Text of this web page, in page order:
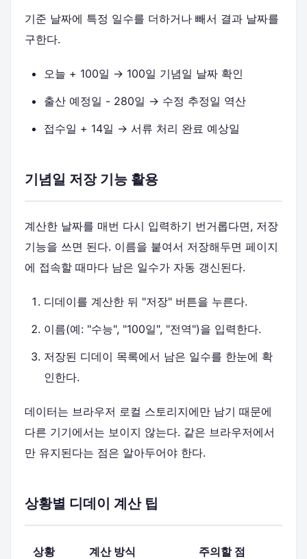
기준 날짜에 특정 일수를 더하거나 빼서 결과 날짜를
구한다.
오늘 + 100일 → 100일 기념일 날짜 확인
출산 예정일 - 280일 → 수정 추정일 역산
접수일 + 14일 → 서류 처리 완료 예상일
기념일 저장 기능 활용
계산한 날짜를 매번 다시 입력하기 번거롭다면, 저장
기능을 쓰면 된다. 이름을 붙여서 저장해두면 페이지
에 접속할 때마다 남은 일수가 자동 갱신된다.
디데이를 계산한 뒤 "저장" 버튼을 누른다.
이름(예: "수능", "100일", "전역")을 입력한다.
저장된 디데이 목록에서 남은 일수를 한눈에 확
인한다.
데이터는 브라우저 로컬 스토리지에만 남기 때문에
다른 기기에서는 보이지 않는다. 같은 브라우저에서
만 유지된다는 점은 알아두어야 한다.
상황별 디데이 계산 팁
상황 계산 방식
주의할 점